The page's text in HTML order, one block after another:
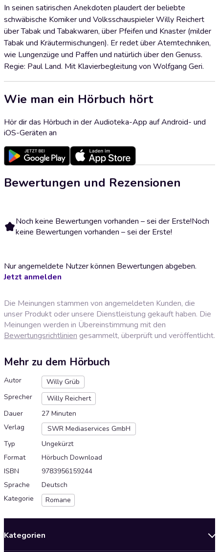
In seinen satirischen Anekdoten plaudert der beliebte
schwäbische Komiker und Volksschauspieler Willy Reichert
über Tabak und Tabakwaren, über Pfeifen und Knaster (milder
Tabak und Kräutermischungen). Er redet über Atemtechniken,
wie Lungenzüge und Paffen und natürlich über den Genuss.
Regie: Paul Land. Mit Klavierbegleitung von Wolfgang Geri.
Wie man ein Hörbuch hört
Hör dir das Hörbuch in der Audioteka-App auf Android- und
iOS-Geräten an
Bewertungen und Rezensionen
Noch keine Bewertungen vorhanden – sei der Erste!Noch
keine Bewertungen vorhanden – sei der Erste!
Nur angemeldete Nutzer können Bewertungen abgeben.
Jetzt anmelden
Die Meinungen stammen von angemeldeten Kunden, die
unser Produkt oder unsere Dienstleistung gekauft haben. Die
Meinungen werden in Übereinstimmung mit den
Bewertungsrichtlinien gesammelt, überprüft und veröffentlicht.
Mehr zu dem Hörbuch
Autor
Willy Grüb
Sprecher
Willy Reichert
Dauer
27 Minuten
Verlag
SWR Mediaservices GmbH
Typ
Ungekürzt
Format
Hörbuch Download
ISBN
9783956159244
Sprache
Deutsch
Kategorie
Romane
Kategorien